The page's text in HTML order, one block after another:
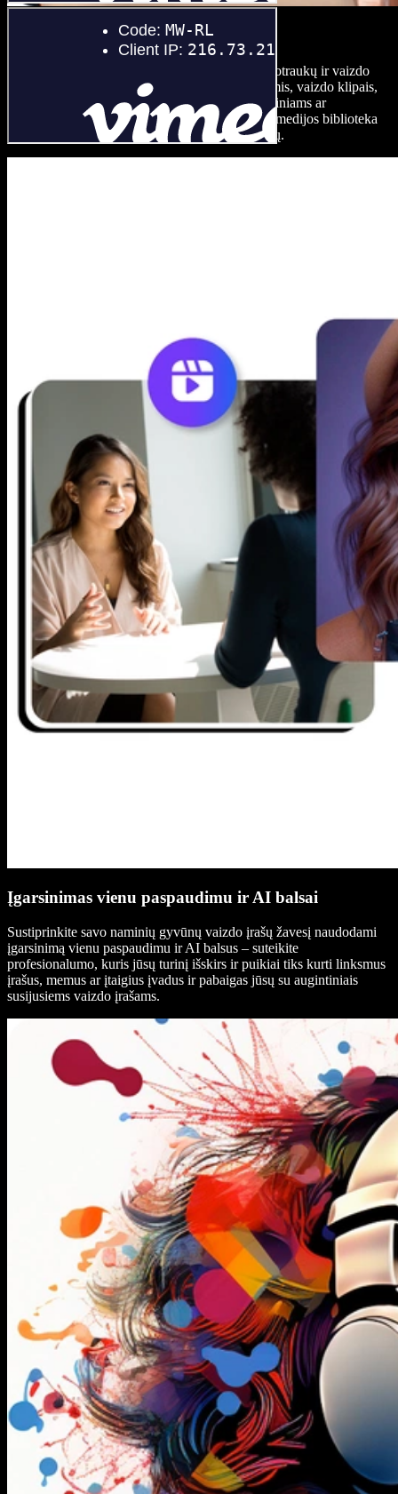
Nemokama medijos biblioteka
Gaukite prieigą prie plačios aukštos kokybės nuotraukų ir vaizdo
įrašų bibliotekos su naminių gyvūnų nuotraukomis, vaizdo klipais,
fonine muzika ir išsirinkite tinkamą turinį asmeniniams ar
komerciniams projektams. Su Speechify Studio medijos biblioteka
galite nesukti galvos dėl autorių teisių apribojimų.
Įgarsinimas vienu paspaudimu ir AI balsai
Sustiprinkite savo naminių gyvūnų vaizdo įrašų žavesį naudodami
įgarsinimą vienu paspaudimu ir AI balsus – suteikite
profesionalumo, kuris jūsų turinį išskirs ir puikiai tiks kurti linksmus
įrašus, memus ar įtaigius įvadus ir pabaigas jūsų su augintiniais
susijusiems vaizdo įrašams.